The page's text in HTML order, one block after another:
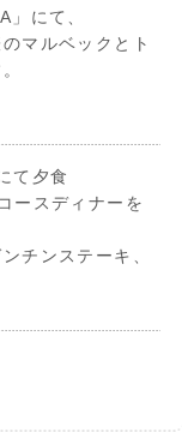
」にて、
マルベックとト
て夕食
ースディナーを
チンステーキ、